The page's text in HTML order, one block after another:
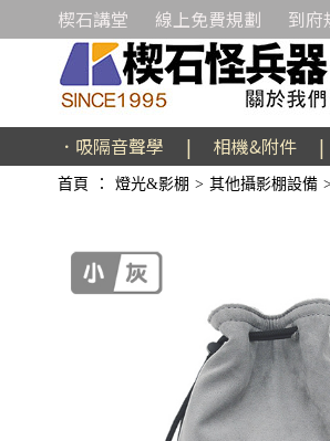
楔石講堂 線上免費規劃 到府
．吸隔音聲學 | 相機&附件 |
首頁 ： 燈光&影棚 > 其他攝影棚設備